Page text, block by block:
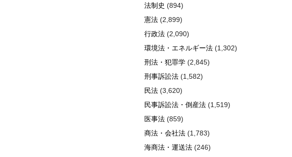
法制史 (894)
憲法 (2,899)
行政法 (2,090)
環境法・エネルギー法 (1,302)
刑法・犯罪学 (2,845)
刑事訴訟法 (1,582)
民法 (3,620)
民事訴訟法・倒産法 (1,519)
医事法 (859)
商法・会社法 (1,783)
海商法・運送法 (246)